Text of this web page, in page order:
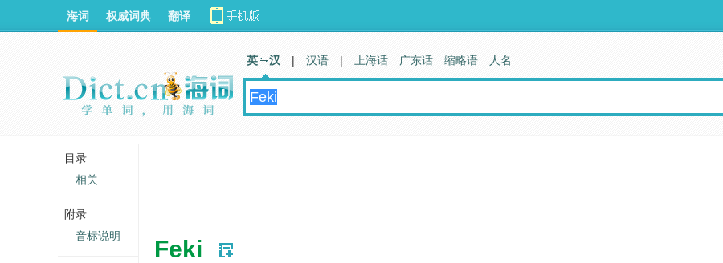
Feki
海词 权威词典 翻译
英 汉 | 汉语 | 上海话 广东话 缩略语 人名
目录
相关
附录
音标说明